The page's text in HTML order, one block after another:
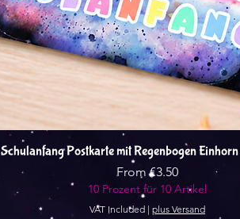
Quick View
Schulanfang Postkarte mit Regenbogen
From€3.50
Sale Price
10 Prozent für 10 Artikel
VAT Included | plus Versand